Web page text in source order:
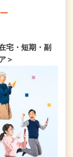
宅・短期・副
＞